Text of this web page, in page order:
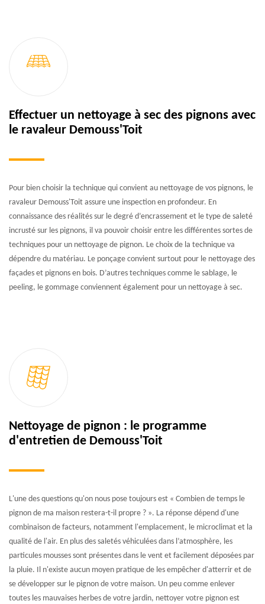
Effectuer un nettoyage à sec des pignons avec
le ravaleur Demouss'Toit
Pour bien choisir la technique qui convient au nettoyage de vos pignons, le
ravaleur Demouss'Toit assure une inspection en profondeur. En
connaissance des réalités sur le degré d’encrassement et le type de saleté
incrusté sur les pignons, il va pouvoir choisir entre les différentes sortes de
techniques pour un nettoyage de pignon. Le choix de la technique va
dépendre du matériau. Le ponçage convient surtout pour le nettoyage des
façades et pignons en bois. D’autres techniques comme le sablage, le
peeling, le gommage conviennent également pour un nettoyage à sec.
Nettoyage de pignon : le programme
d'entretien de Demouss'Toit
L'une des questions qu'on nous pose toujours est « Combien de temps le
pignon de ma maison restera-t-il propre ? ». La réponse dépend d'une
combinaison de facteurs, notamment l'emplacement, le microclimat et la
qualité de l'air. En plus des saletés véhiculées dans l’atmosphère, les
particules mousses sont présentes dans le vent et facilement déposées par
la pluie. Il n'existe aucun moyen pratique de les empêcher d'atterrir et de
se développer sur le pignon de votre maison. Un peu comme enlever
toutes les mauvaises herbes de votre jardin, nettoyer votre pignon est